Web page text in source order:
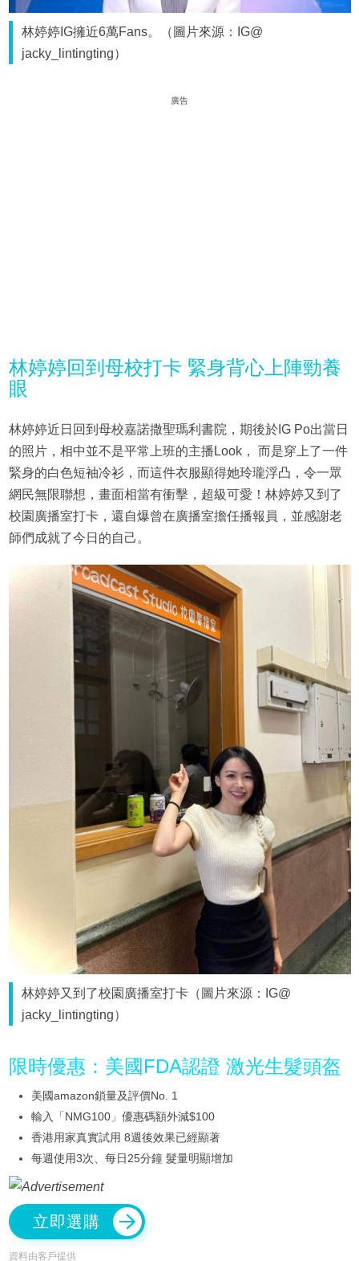
林婷婷IG擁近6萬Fans。（圖片來源：IG@
jacky_lintingting）
廣告
林婷婷回到母校打卡 緊身背心上陣勁養
眼
林婷婷近日回到母校嘉諾撒聖瑪利書院，期後於IG Po出當日
的照片，相中並不是平常上班的主播Look， 而是穿上了一件
緊身的白色短袖冷衫，而這件衣服顯得她玲瓏浮凸，令一眾
網民無限聯想，畫面相當有衝擊，超級可愛！林婷婷又到了
校園廣播室打卡，還自爆曾在廣播室擔任播報員，並感謝老
師們成就了今日的自己。
林婷婷又到了校園廣播室打卡（圖片來源：IG@
jacky_lintingting）
限時優惠：美國FDA認證 激光生髮頭盔
美國amazon鎖量及評價No. 1
輸入「NMG100」優惠碼額外減$100
香港用家真實試用 8週後效果已經顯著
每週使用3次、每日25分鐘 髮量明顯增加
立即選購
資料由客戶提供